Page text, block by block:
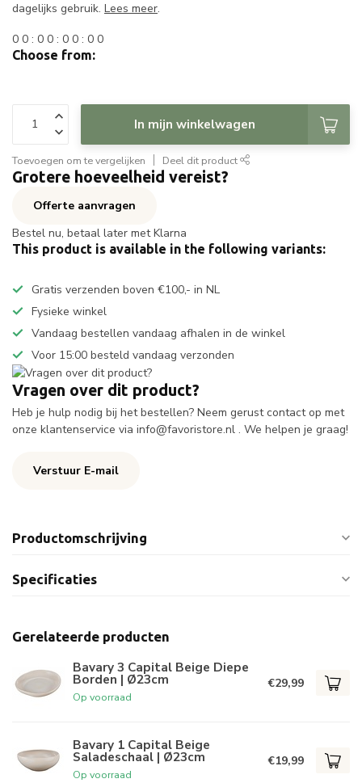
dagelijks gebruik. Lees meer.
0 0 : 0 0 : 0 0 : 0 0
Choose from:
In mijn winkelwagen
Toevoegen om te vergelijken Deel dit product
Grotere hoeveelheid vereist?
Offerte aanvragen
Bestel nu, betaal later met Klarna
This product is available in the following variants:
Gratis verzenden boven €100,- in NL
Fysieke winkel
Vandaag bestellen vandaag afhalen in de winkel
Voor 15:00 besteld vandaag verzonden
Vragen over dit product?
Heb je hulp nodig bij het bestellen? Neem gerust contact op met
onze klantenservice via info@favoristore.nl . We helpen je graag!
Verstuur E-mail
Productomschrijving
Specificaties
Gerelateerde producten
Bavary 3 Capital Beige Diepe
Borden | Ø23cm
Op voorraad
€29,99
Bavary 1 Capital Beige
Saladeschaal | Ø23cm
Op voorraad
€19,99